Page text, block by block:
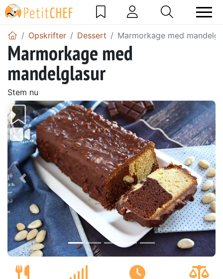
Opskrifter Dessert Marmorkage med
Marmorkage med
mandelglasur
Stem nu
Tidligere